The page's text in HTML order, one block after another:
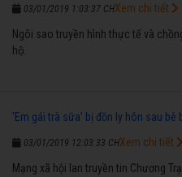
03/01/2019 1:03:37 CH
Ngôi sao truyền hình thực tế và
hộ.
Xem chi tiết
'Em gái trà sữa' bị đồn ly hôn sau bê
03/01/2019 12:03:33 CH
Mạng xã hội lan truyền tin Chương
Xem chi tiết